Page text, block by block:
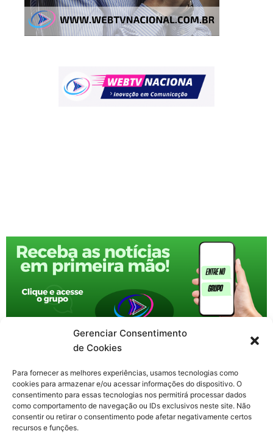
Gerenciar Consentimento
de Cookies
Para fornecer as melhores experiências, usamos tecnologias como
cookies para armazenar e/ou acessar informações do dispositivo. O
consentimento para essas tecnologias nos permitirá processar dados
como comportamento de navegação ou IDs exclusivos neste site. Não
consentir ou retirar o consentimento pode afetar negativamente certos
recursos e funções.